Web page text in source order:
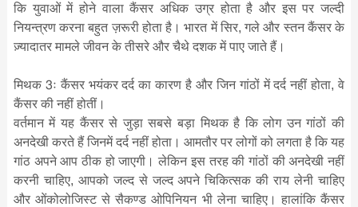
कि युवाओं में होने वाला कैंसर अधिक उग्र होता है और इस पर जल्दी
नियन्त्रण करना बहुत ज़रूरी होता है। भारत में सिर, गले और स्तन कैंसर के
ज़्यादातर मामले जीवन के तीसरे और चैथे दशक में पाए जाते हैं।
मिथक 3ः कैंसर भयंकर दर्द का कारण है और जिन गांठों में दर्द नहीं होता, वे
कैंसर की नहीं होतीं।
वर्तमान में यह कैंसर से जुड़ा सबसे बड़ा मिथक है कि लोग उन गांठों की
अनदेखी करते हैं जिनमें दर्द नहीं होता। आमतौर पर लोगों को लगता है कि यह
गांठ अपने आप ठीक हो जाएगी। लेकिन इस तरह की गांठों की अनदेखी नहीं
करनी चाहिए, आपको जल्द से जल्द अपने चिकित्सक की राय लेनी चाहिए
और ओंकोलोजिस्ट से सैकण्ड ओपिनियन भी लेना चाहिए। हालांकि कैंसर